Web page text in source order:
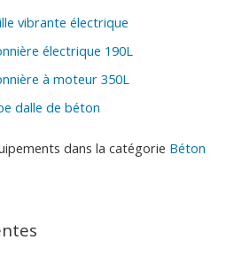
vibrante électrique
électrique 190L
à moteur 350L
dalle de béton
dans la catégorie Béton